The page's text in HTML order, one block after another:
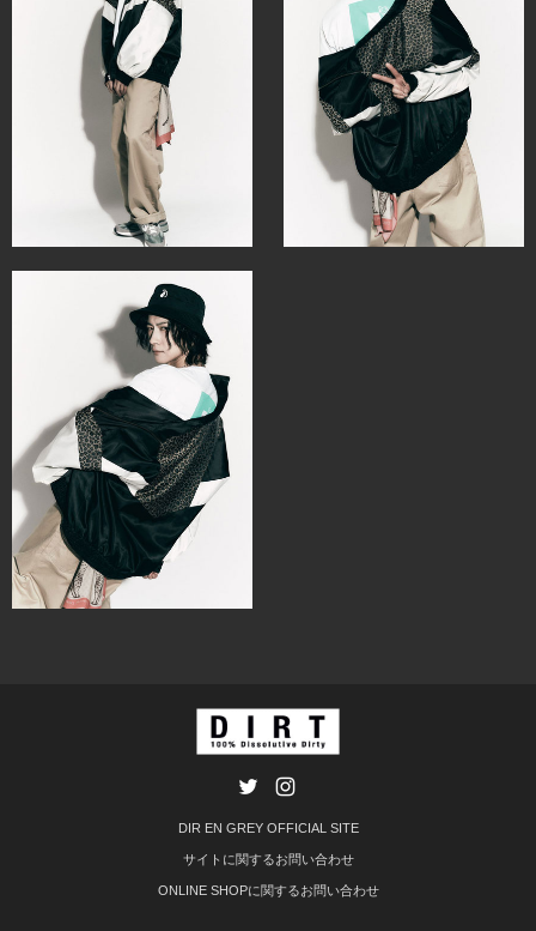
DIR EN GREY OFFICIAL SITE
サイトに関するお問い合わせ
ONLINE SHOPに関するお問い合わせ